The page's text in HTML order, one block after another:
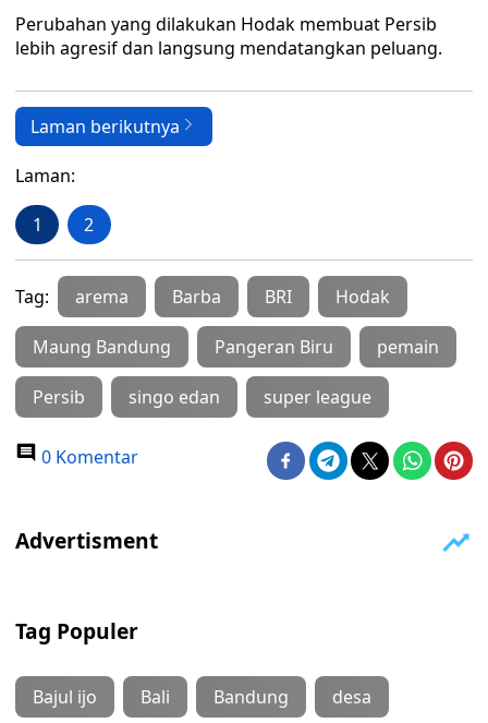
Perubahan yang dilakukan Hodak membuat Persib
lebih agresif dan langsung mendatangkan peluang.
Laman berikutnya
Laman:
1 2
Tag: arema Barba BRI Hodak
Maung Bandung Pangeran Biru pemain
Persib singo edan super league
0 Komentar
Tag Populer
Bajul ijo Bali Bandung desa